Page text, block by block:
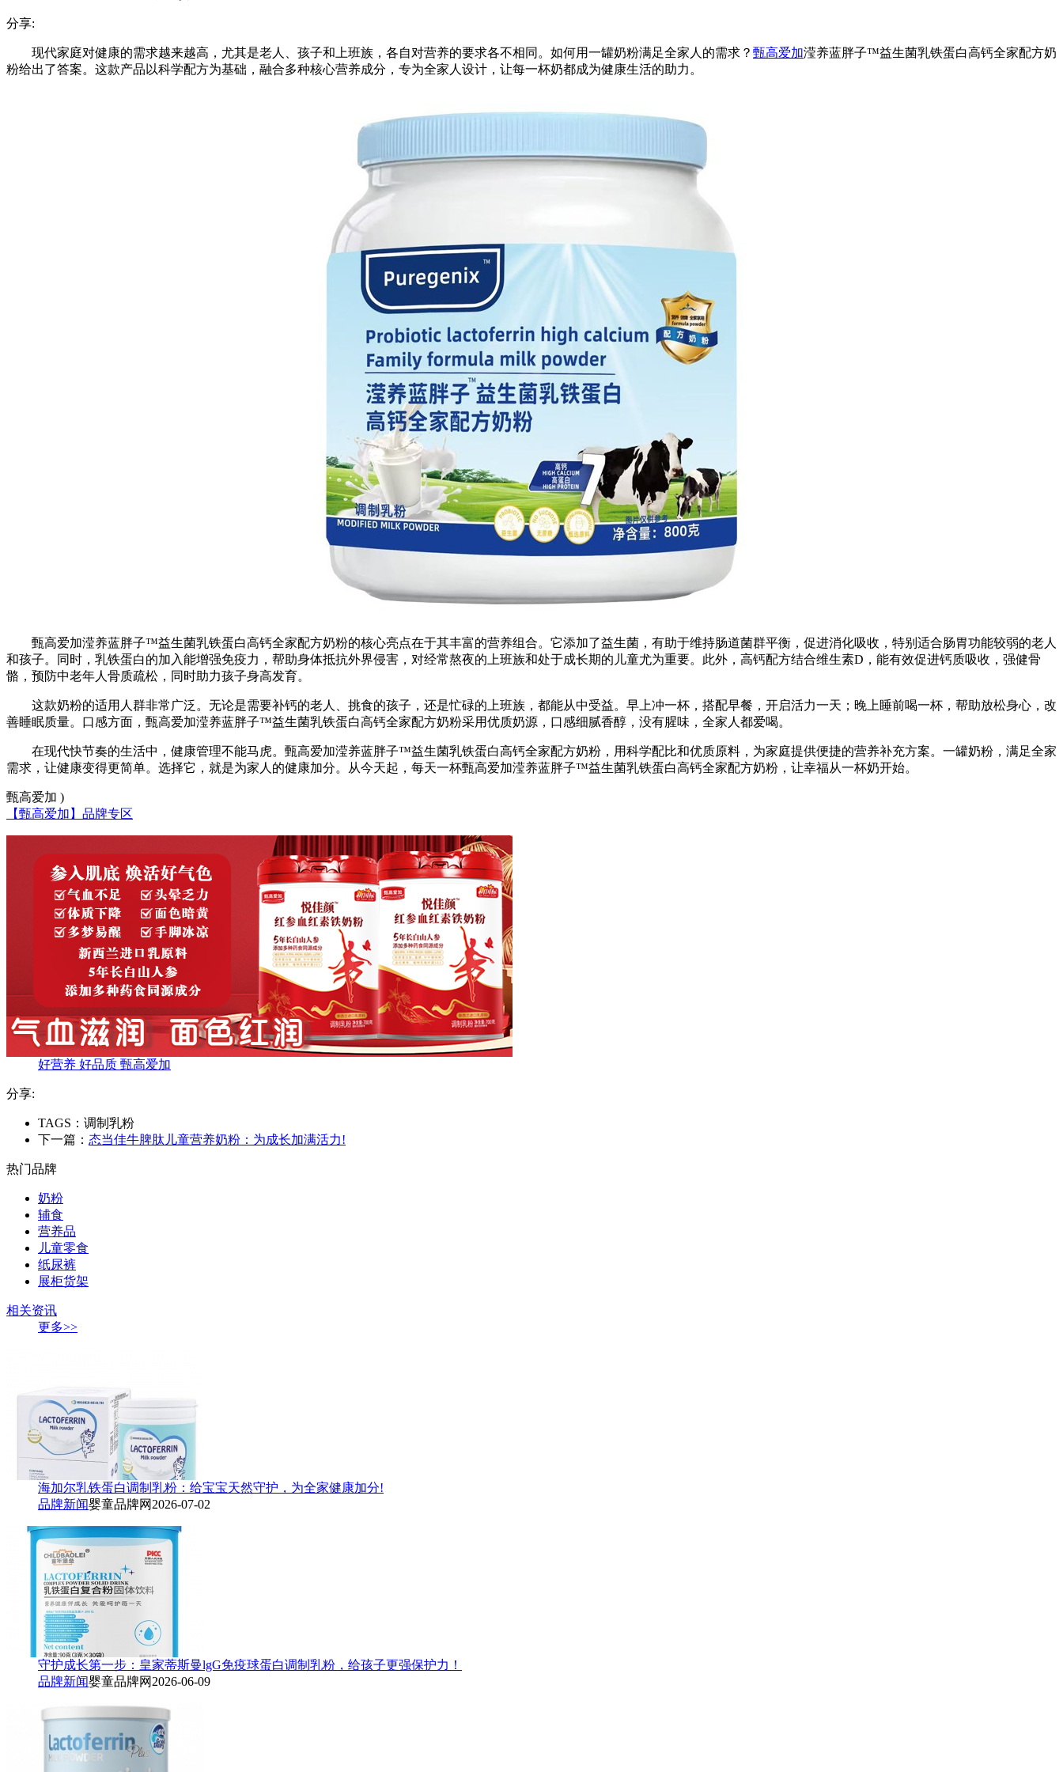
分享:
现代家庭对健康的需求越来越高，尤其是老人、孩子和上班族，各自对营养的要求各不相同。如何用一罐奶粉满足全家人的需求？ 甄高爱加滢养蓝胖子™益生菌乳铁蛋白高钙全家配方奶
粉给出了答案。这款产品以科学配方为基础，融合多种核心营养成分，专为全家人设计，让每一杯奶都成为健康生活的助力。
甄高爱加滢养蓝胖子™益生菌乳铁蛋白高钙全家配方奶粉的核心亮点在于其丰富的营养组合。它添加了益生菌，有助于维持肠道菌群平衡，促进消化吸收，特别适合肠胃功能较弱的老人
和孩子。同时，乳铁蛋白的加入能增强免疫力，帮助身体抵抗外界侵害，对经常熬夜的上班族和处于成长期的儿童尤为重要。此外，高钙配方结合维生素D，能有效促进钙质吸收，强健骨
骼，预防中老年人骨质疏松，同时助力孩子身高发育。
这款奶粉的适用人群非常广泛。无论是需要补钙的老人、挑食的孩子，还是忙碌的上班族，都能从中受益。早上冲一杯，搭配早餐，开启活力一天；晚上睡前喝一杯，帮助放松身心，改
善睡眠质量。口感方面，甄高爱加滢养蓝胖子™益生菌乳铁蛋白高钙全家配方奶粉采用优质奶源，口感细腻香醇，没有腥味，全家人都爱喝。
在现代快节奏的生活中，健康管理不能马虎。甄高爱加滢养蓝胖子™益生菌乳铁蛋白高钙全家配方奶粉，用科学配比和优质原料，为家庭提供便捷的营养补充方案。一罐奶粉，满足全家
需求，让健康变得更简单。选择它，就是为家人的健康加分。从今天起，每天一杯甄高爱加滢养蓝胖子™益生菌乳铁蛋白高钙全家配方奶粉，让幸福从一杯奶开始。
甄高爱加 )
【甄高爱加】品牌专区
好营养 好品质 甄高爱加
分享:
TAGS：调制乳粉
下一篇： 态当佳牛脾肽儿童营养奶粉：为成长加满活力!
热门品牌
奶粉
辅食
营养品
儿童零食
纸尿裤
展柜货架
相关资讯
更多>>
海加尔乳铁蛋白调制乳粉：给宝宝天然守护，为全家健康加分!
品牌新闻婴童品牌网 2026-07-02
守护成长第一步：皇家蒂斯曼lgG免疫球蛋白调制乳粉，给孩子更强保护力！
品牌新闻婴童品牌网 2026-06-09